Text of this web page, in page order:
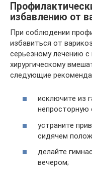
избавлению от
При соблюдении
избавиться от
серьезному лечению
хирургическому
следующие
исключите из
непросторную
устраните
сидячем
делайте
вечером;